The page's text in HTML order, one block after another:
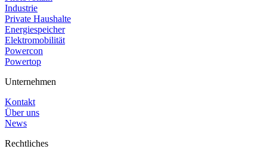
Industrie
Private Haushalte
Energiespeicher
Elektromobilität
Powercon
Powertop
Unternehmen
Kontakt
Über uns
News
Rechtliches